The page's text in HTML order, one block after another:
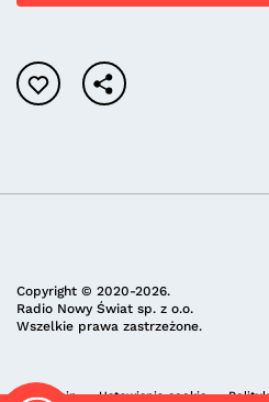
Copyright © 2020-2026.
Radio Nowy Świat sp. z o.o.
Wszelkie prawa zastrzeżone.
Regulamin Ustawienia cookie